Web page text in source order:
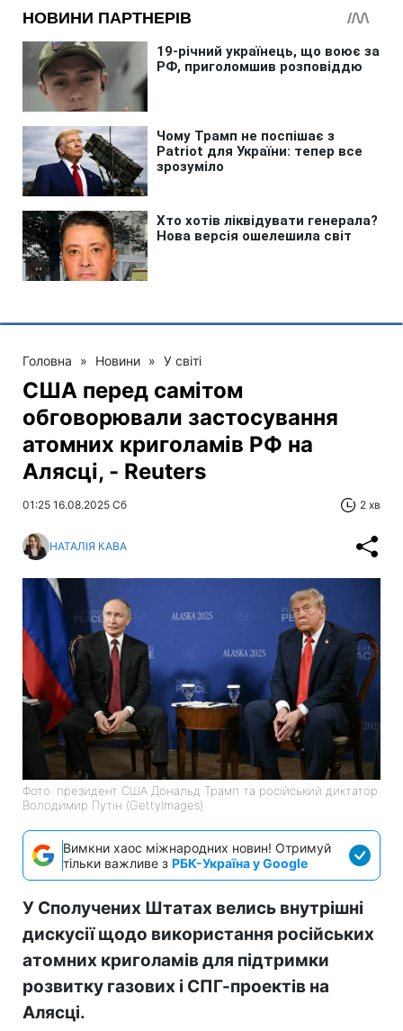
Головна » Новини » У світі
США перед самітом
обговорювали застосування
атомних криголамів РФ на
Алясці, - Reuters
01:25 16.08.2025 Сб 2 хв
НАТАЛІЯ КАВА
Фото: президент США Дональд Трамп та російський диктатор
Володимир Путін (GettyImages)
Вимкни хаос міжнародних новин! Отримуй
тільки важливе з РБК-Україна у Google
У Сполучених Штатах велись внутрішні
дискусії щодо використання російських
атомних криголамів для підтримки
розвитку газових і СПГ-проектів на
Алясці.